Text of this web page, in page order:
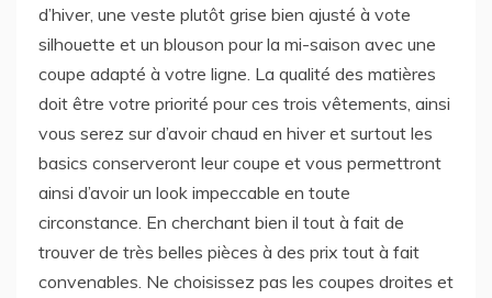
d’hiver, une veste plutôt grise bien ajusté à vote
silhouette et un blouson pour la mi-saison avec une
coupe adapté à votre ligne. La qualité des matières
doit être votre priorité pour ces trois vêtements, ainsi
vous serez sur d’avoir chaud en hiver et surtout les
basics conserveront leur coupe et vous permettront
ainsi d’avoir un look impeccable en toute
circonstance. En cherchant bien il tout à fait de
trouver de très belles pièces à des prix tout à fait
convenables. Ne choisissez pas les coupes droites et